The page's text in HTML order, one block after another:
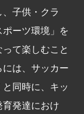
子供・クラ
ーツ環境」を
て楽しむこと
は、サッカー
同時に、キッ
発達におけ